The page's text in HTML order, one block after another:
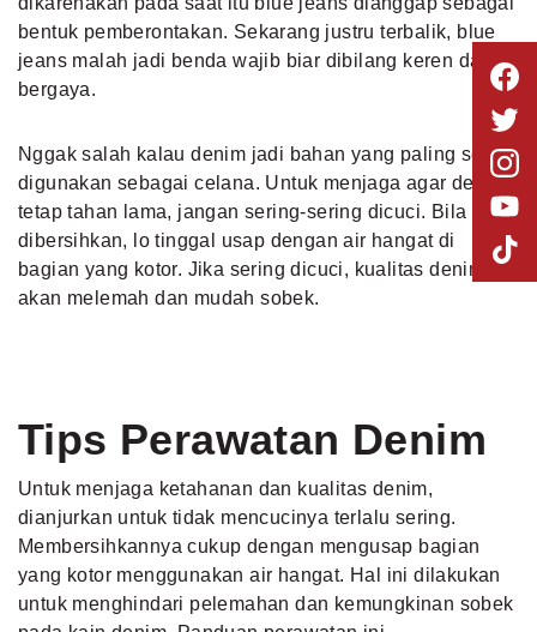
bentuk pemberontakan. Sekarang justru terbalik, blue
jeans malah jadi benda wajib biar dibilang keren dan
bergaya.
Nggak salah kalau denim jadi bahan yang paling sering
digunakan sebagai celana. Untuk menjaga agar denim
tetap tahan lama, jangan sering-sering dicuci. Bila ingin
dibersihkan, lo tinggal usap dengan air hangat di
bagian yang kotor. Jika sering dicuci, kualitas denim
akan melemah dan mudah sobek.
Tips Perawatan Denim
Untuk menjaga ketahanan dan kualitas denim,
dianjurkan untuk tidak mencucinya terlalu sering.
Membersihkannya cukup dengan mengusap bagian
yang kotor menggunakan air hangat. Hal ini dilakukan
untuk menghindari pelemahan dan kemungkinan sobek